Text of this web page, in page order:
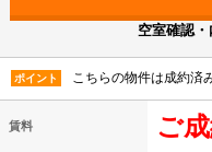
空室確認
ポイント こちらの物件は成約済
賃料 ご